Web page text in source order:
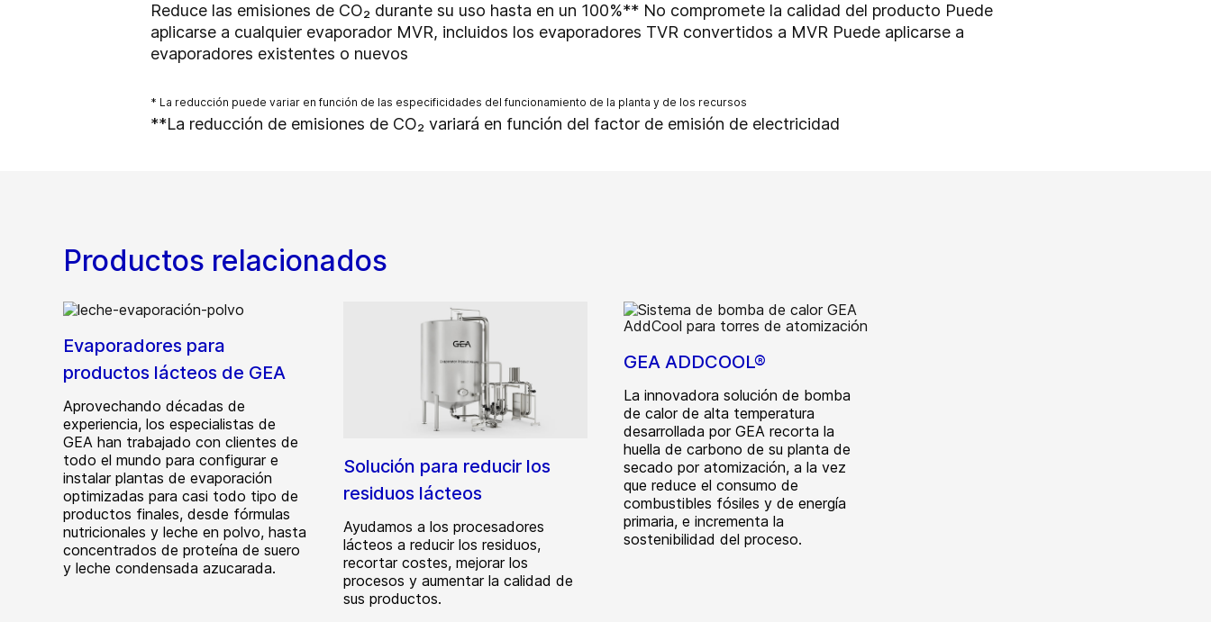
Reduce las emisiones de CO₂ durante su uso hasta en un 100%** No compromete la calidad del producto Puede
aplicarse a cualquier evaporador MVR, incluidos los evaporadores TVR convertidos a MVR Puede aplicarse a
evaporadores existentes o nuevos
* La reducción puede variar en función de las especificidades del funcionamiento de la planta y de los recursos
**La reducción de emisiones de CO₂ variará en función del factor de emisión de electricidad
Productos relacionados
Evaporadores para
productos lácteos de GEA
Aprovechando décadas de
experiencia, los especialistas de
GEA han trabajado con clientes de
todo el mundo para configurar e
instalar plantas de evaporación
optimizadas para casi todo tipo de
productos finales, desde fórmulas
nutricionales y leche en polvo, hasta
concentrados de proteína de suero
y leche condensada azucarada.
Solución para reducir los
residuos lácteos
Ayudamos a los procesadores
lácteos a reducir los residuos,
recortar costes, mejorar los
procesos y aumentar la calidad de
sus productos.
GEA ADDCOOL®
La innovadora solución de bomba
de calor de alta temperatura
desarrollada por GEA recorta la
huella de carbono de su planta de
secado por atomización, a la vez
que reduce el consumo de
combustibles fósiles y de energía
primaria, e incrementa la
sostenibilidad del proceso.